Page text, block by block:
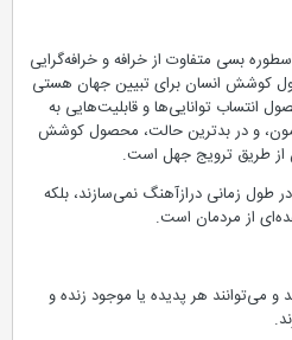
بسی متفاوت‌ از خرافه و خرافه‌گرایی
کوشش انسان برای تبیین جهان هستی
توانایی‌ها و قابلیت‌هایی به
و در بدترین حالت، محصول کوشش
طریق ترویج جهل است.
زمانی درازآهنگ نمی‌سازند، بلکه
از مردمان است.
هر پدیده یا موجود زنده و